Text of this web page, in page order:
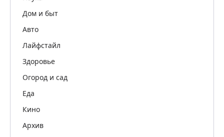
Дом и быт
Авто
Лайфстайл
Здоровье
Огород и сад
Еда
Кино
Архив